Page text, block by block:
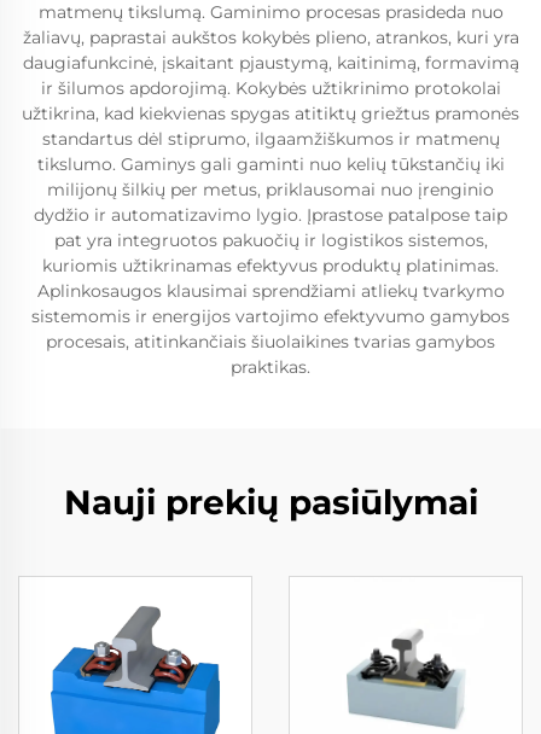
matmenų tikslumą. Gaminimo procesas prasideda nuo
žaliavų, paprastai aukštos kokybės plieno, atrankos, kuri yra
daugiafunkcinė, įskaitant pjaustymą, kaitinimą, formavimą
ir šilumos apdorojimą. Kokybės užtikrinimo protokolai
užtikrina, kad kiekvienas spygas atitiktų griežtus pramonės
standartus dėl stiprumo, ilgaamžiškumos ir matmenų
tikslumo. Gaminys gali gaminti nuo kelių tūkstančių iki
milijonų šilkių per metus, priklausomai nuo įrenginio
dydžio ir automatizavimo lygio. Įprastose patalpose taip
pat yra integruotos pakuočių ir logistikos sistemos,
kuriomis užtikrinamas efektyvus produktų platinimas.
Aplinkosaugos klausimai sprendžiami atliekų tvarkymo
sistemomis ir energijos vartojimo efektyvumo gamybos
procesais, atitinkančiais šiuolaikines tvarias gamybos
praktikas.
Nauji prekių pasiūlymai